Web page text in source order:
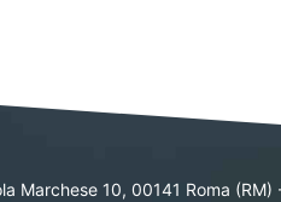
Marchese 10, 00141 Roma (RM)